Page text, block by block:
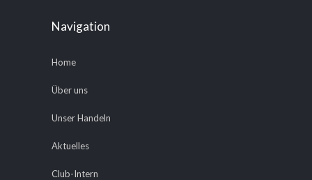
Navigation
Home
Über uns
Unser Handeln
Aktuelles
Club-Intern